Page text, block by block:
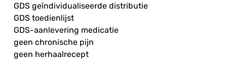
GDS geïndividualiseerde distributie
GDS toedienlijst
GDS-aanlevering medicatie
geen chronische pijn
geen herhaalrecept